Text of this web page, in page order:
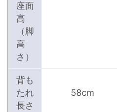
座面
高
（脚
高
さ）
背も
たれ
長さ
58cm